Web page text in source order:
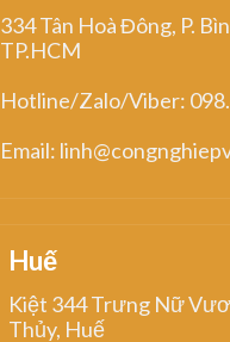
334 Tân Hoà Đông, P.
TP.HCM
Hotline/Zalo/Viber:
Email:
Huế
Kiệt 344 Trưng Nữ
Thủy, Huế